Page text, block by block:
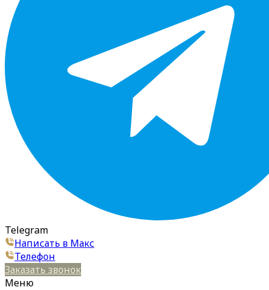
Telegram
Написать в Макс
Телефон
Заказать звонок
Меню